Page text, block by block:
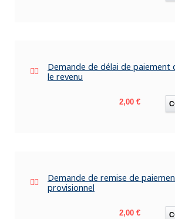
Demande de délai de paiement
le revenu
Prix
2,00 €
Demande de remise de
provisionnel
Prix
2,00 €